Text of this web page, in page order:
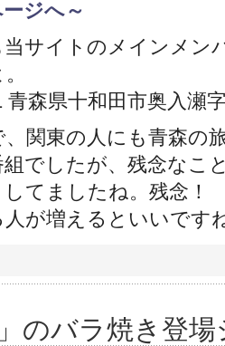
当サイトのメインメン
青森県十和田市奥入瀬
関東の人にも青森の
でしたが、残念なこ
してましたね。残念
が増えるといいです
のバラ焼き登